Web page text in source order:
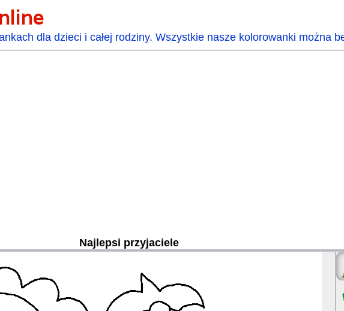
dla dzieci i całej rodziny. Wszystkie nasze kolorowanki można
Najlepsi przyjaciele